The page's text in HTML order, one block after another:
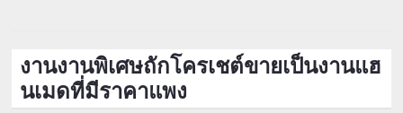
งานงานพิเศษถักโครเชต์ขายเป็นงานแฮ
นเมดที่มีราคาแพง